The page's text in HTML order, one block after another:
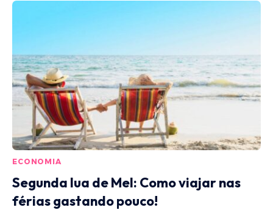
ECONOMIA
Segunda lua de Mel: Como viajar nas
férias gastando pouco!